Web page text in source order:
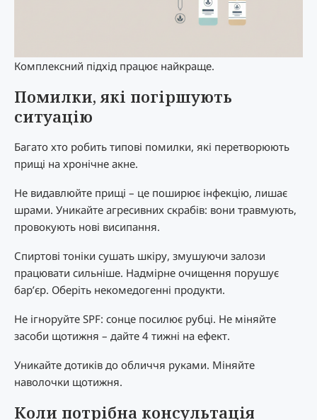
Комплексний підхід працює найкраще.
Помилки, які погіршують
ситуацію
Багато хто робить типові помилки, які перетворюють
прищі на хронічне акне.
Не видавлюйте прищі – це поширює інфекцію, лишає
шрами. Уникайте агресивних скрабів: вони травмують,
провокують нові висипання.
Спиртові тоніки сушать шкіру, змушуючи залози
працювати сильніше. Надмірне очищення порушує
бар’єр. Оберіть некомедогенні продукти.
Не ігноруйте SPF: сонце посилює рубці. Не міняйте
засоби щотижня – дайте 4 тижні на ефект.
Уникайте дотиків до обличчя руками. Міняйте
наволочки щотижня.
Коли потрібна консультація